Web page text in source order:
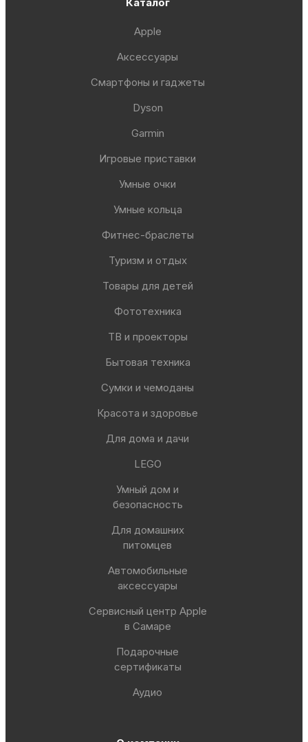
Apple
Аксессуары
Смартфоны и гаджеты
Dyson
Garmin
Игровые приставки
Умные очки
Умные кольца
Фитнес-браслеты
Туризм и отдых
Товары для детей
Фототехника
ТВ и проекторы
Бытовая техника
Сумки и чемоданы
Красота и здоровье
Для дома и дачи
LEGO
Умный дом и
безопасность
Для домашних
питомцев
Автомобильные
аксессуары
Сервисный центр Apple
в Самаре
Подарочные
сертификаты
Аудио